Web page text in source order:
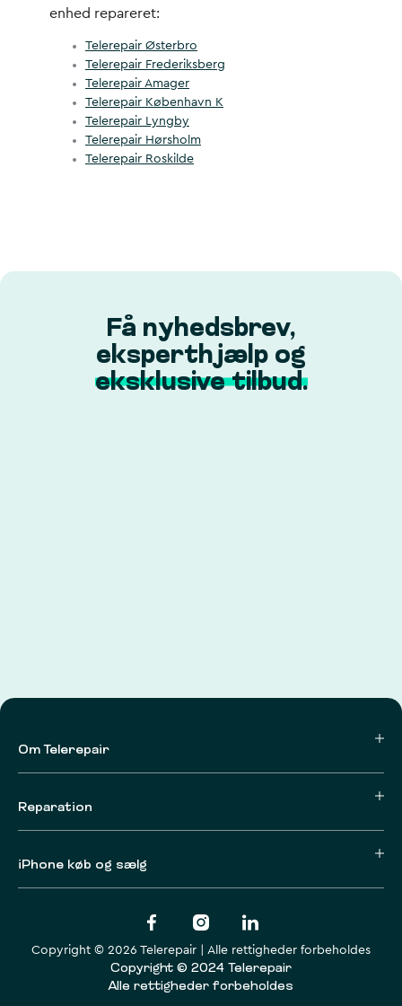
enhed repareret:
Telerepair Østerbro
Telerepair Frederiksberg
Telerepair Amager
Telerepair København K
Telerepair Lyngby
Telerepair Hørsholm
Telerepair Roskilde
Få nyhedsbrev,
eksperthjælp og
eksklusive tilbud.
Om Telerepair
Reparation
iPhone køb og sælg
Copyright © 2026 Telerepair | Alle rettigheder forbeholdes
Copyright © 2024 Telerepair
Alle rettigheder forbeholdes